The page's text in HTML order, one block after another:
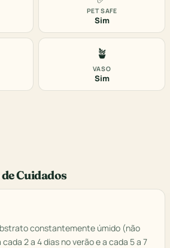
PET SAFE
Sim
🪴
VASO
Sim
Cuidados
constantemente úmido (não
2 a 4 dias no verão e a cada 5 a 7